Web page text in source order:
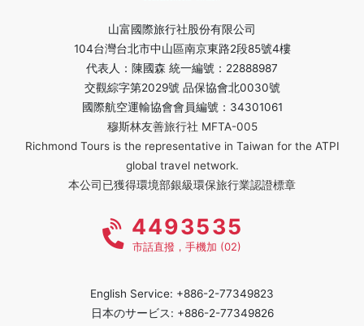
山富國際旅行社股份有限公司
104台灣台北市中山區南京東路2段85號4樓
代表人：陳國森 統一編號：22888987
交觀綜字第2029號 品保協會北0030號
國際航空運輸協會會員編號：34301061
穆斯林友善旅行社 MFTA-005
Richmond Tours is the representative in Taiwan for the ATPI
global travel network.
本公司已獲得環境部銀級環保旅行業認證標章
4493535
市話直撥，手機加 (02)
English Service: +886-2-77349823
日本のサービス: +886-2-77349826